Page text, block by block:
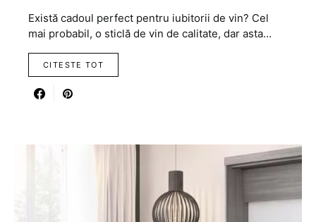
Există cadoul perfect pentru iubitorii de vin? Cel
mai probabil, o sticlă de vin de calitate, dar asta…
CITESTE TOT